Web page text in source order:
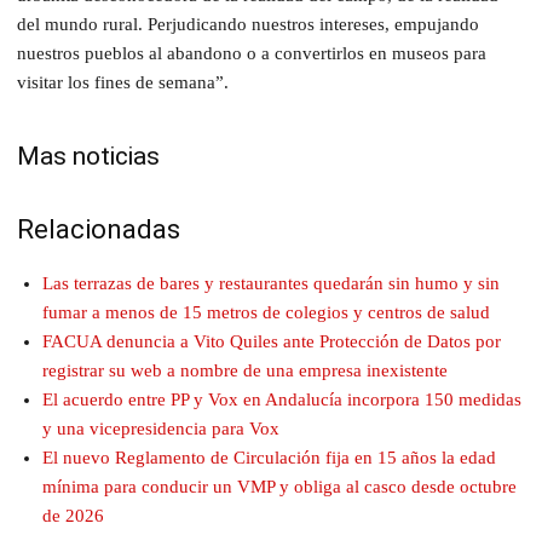
del mundo rural. Perjudicando nuestros intereses, empujando
nuestros pueblos al abandono o a convertirlos en museos para
visitar los fines de semana”.
Mas noticias
Relacionadas
Las terrazas de bares y restaurantes quedarán sin humo y sin
fumar a menos de 15 metros de colegios y centros de salud
FACUA denuncia a Vito Quiles ante Protección de Datos por
registrar su web a nombre de una empresa inexistente
El acuerdo entre PP y Vox en Andalucía incorpora 150 medidas
y una vicepresidencia para Vox
El nuevo Reglamento de Circulación fija en 15 años la edad
mínima para conducir un VMP y obliga al casco desde octubre
de 2026